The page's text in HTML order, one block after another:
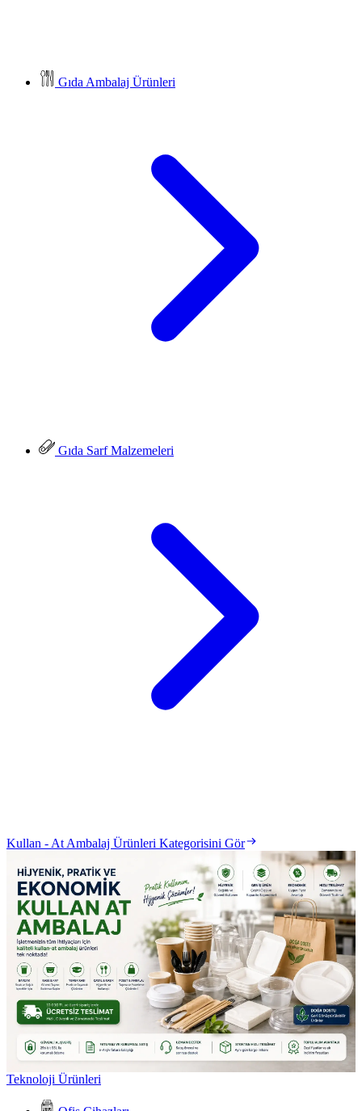
Gıda Ambalaj Ürünleri
Gıda Sarf Malzemeleri
Kullan - At Ambalaj Ürünleri Kategorisini Gör
Teknoloji Ürünleri